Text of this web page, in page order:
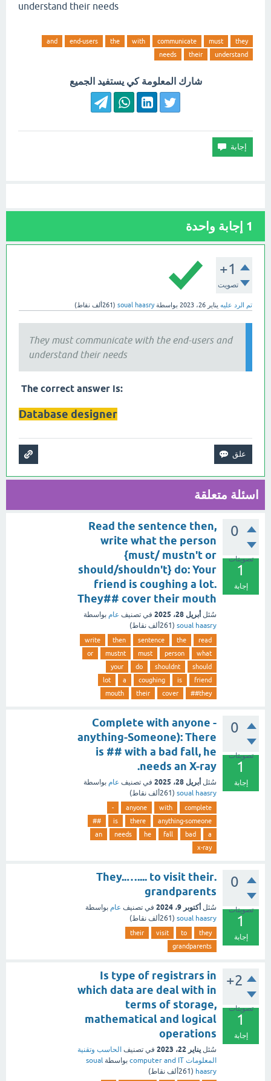
understand their needs
they
must
communicate
with
the
end-users
and
understand
their
needs
شارك المعلومة كي يستفيد الجميع
1 إجابة واحدة
+1
تصويت
تم الرد عليه يناير 26، 2023 بواسطةsoual haasry
(261ألف نقاط)
They must communicate with the end-users and
understand their needs
:The correct answer is
Database designer
اسئلة متعلقة
0
تصويتات
1
إجابة
Read the sentence then,
write what the person
{must/ mustn't or
should/shouldn't} do: Your
friend is coughing a lot.
They## cover their mouth
سُئل أبريل 28، 2025 في تصنيف عام بواسطة
soual haasry
( 261ألف نقاط)
read
the
sentence
then
write
what
person
must
mustnt
or
should
shouldnt
do
your
friend
is
coughing
a
lot
they##
cover
their
mouth
0
تصويتات
1
إجابة
Complete with anyone -
anything-Someone): There
is ## with a bad fall, he
needs an X-ray.
سُئل أبريل 28، 2025 في تصنيف عام بواسطة
soual haasry
( 261ألف نقاط)
complete
with
anyone
-
anything-someone
there
is
##
a
bad
fall
he
needs
an
x-ray
0
تصويتات
1
إجابة
.They..….... to visit their
grandparents
سُئل أكتوبر 9، 2024 في تصنيف عام بواسطة
soual haasry
( 261ألف نقاط)
they
to
visit
their
grandparents
+2
تصويتات
1
إجابة
Is type of registrars in
which data are deal with in
terms of storage,
mathematical and logical
operations
سُئل يناير 22، 2023 في تصنيف الحاسب وتقنية
المعلومات computer and IT
بواسطة soual
haasry
( 261ألف نقاط)